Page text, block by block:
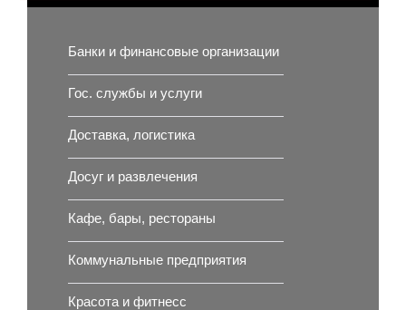
Банки и финансовые организации
Гос. службы и услуги
Доставка, логистика
Досуг и развлечения
Кафе, бары, рестораны
Коммунальные предприятия
Красота и фитнесс